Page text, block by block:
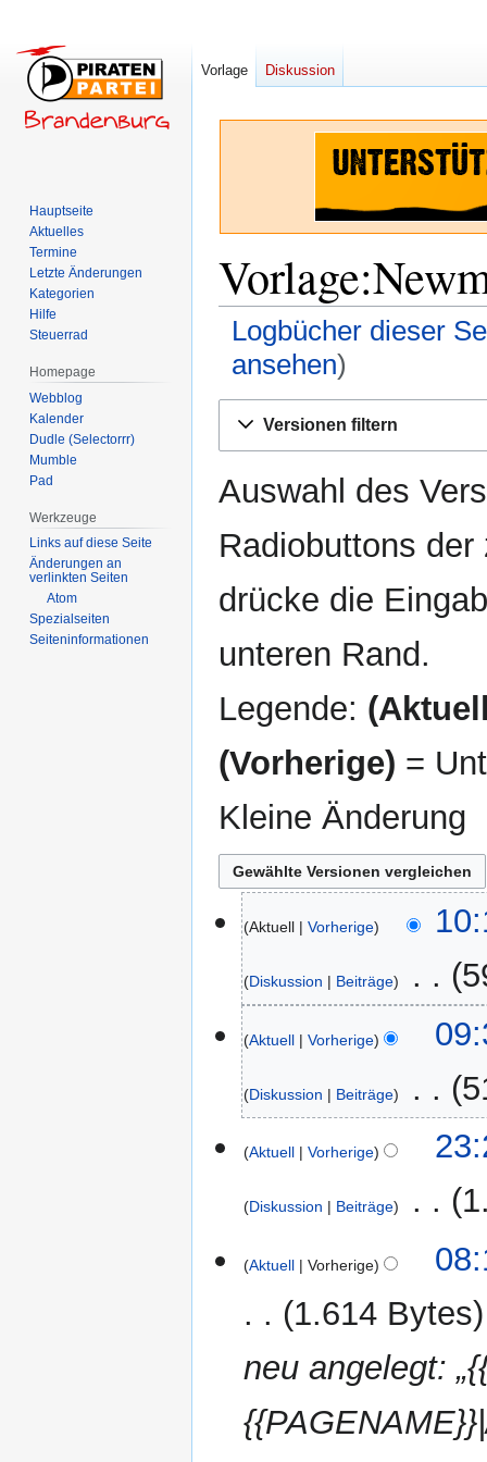
Logbücher dieser
ansehen)
Navigation
Suche
Versionen filtern
Auswahl des
Radiobuttons
drücke die
unteren Rand.
Legende:
(Vorherige) =
Kleine Änderung
Februar
2016
Aktuell Vorherige
Diskussion Beiträge
Aktuell Vorherige
Diskussion Beiträge
AugustAktuell Vorherige
Diskussion Beiträge
e
B
e
a
r
AugustAktuell Vorherige
1.614 Bytes
neu angelegt:
Vorlage Diskussion
Hauptseite
Aktuelles
Termine
Letzte Änderungen
Kategorien
Hilfe
Steuerrad
Homepage
Webblog
Kalender
Dudle (Selectorrr)
Mumble
Pad
Werkzeuge
Links auf diese Seite
Änderungen an
verlinkten Seiten
Atom
Spezialseiten
Seiten­­informationen